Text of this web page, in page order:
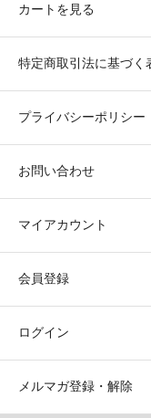
カートを見る
特定商取引法に基づく
プライバシーポリシー
お問い合わせ
マイアカウント
会員登録
ログイン
メルマガ登録・解除